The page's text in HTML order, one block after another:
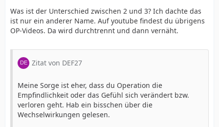
Was ist der Unterschied zwischen 2 und 3? Ich dachte das
ist nur ein anderer Name. Auf youtube findest du übrigens
OP-Videos. Da wird durchtrennt und dann vernäht.
Zitat von DEF27
Meine Sorge ist eher, dass du Operation die
Empfindlichkeit oder das Gefühl sich verändert bzw.
verloren geht. Hab ein bisschen über die
Wechselwirkungen gelesen.